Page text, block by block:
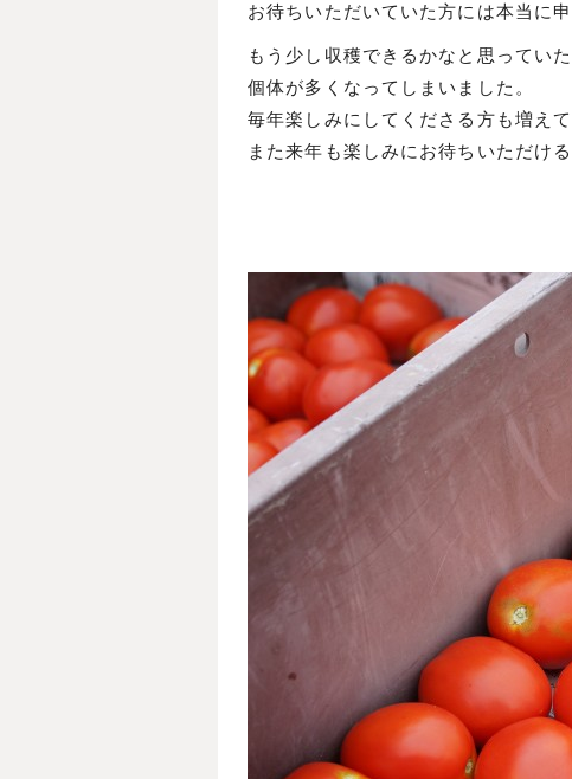
お待ちいただいていた方には本当に
もう少し収穫できるかなと思ってい
個体が多くなってしまいました。
毎年楽しみにしてくださる方も増え
また来年も楽しみにお待ちいただける